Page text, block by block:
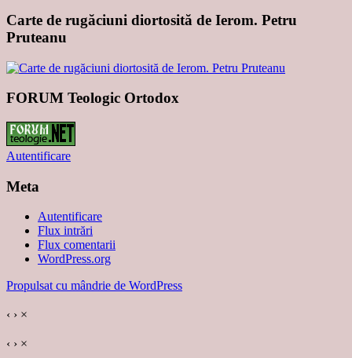
Carte de rugăciuni diortosită de Ierom. Petru
Pruteanu
FORUM Teologic Ortodox
Autentificare
Meta
Autentificare
Flux intrări
Flux comentarii
WordPress.org
Propulsat cu mândrie de WordPress
‹ › ×
‹ › ×